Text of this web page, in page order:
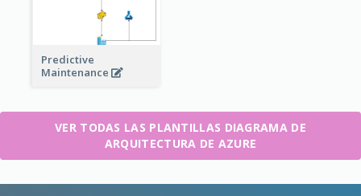
Predictive
Maintenance
VER TODAS LAS PLANTILLAS DIAGRAMA DE
ARQUITECTURA DE AZURE